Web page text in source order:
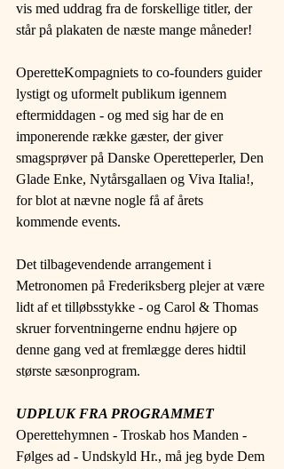
vis med uddrag fra de forskellige titler, der
står på plakaten de næste mange måneder!
OperetteKompagniets to co-founders guider
lystigt og uformelt publikum igennem
eftermiddagen - og med sig har de en
imponerende række gæster, der giver
smagsprøver på Danske Operetteperler, Den
Glade Enke, Nytårsgallaen og Viva Italia!,
for blot at nævne nogle få af årets
kommende events.
Det tilbagevendende arrangement i
Metronomen på Frederiksberg plejer at være
lidt af et tilløbsstykke - og Carol & Thomas
skruer forventningerne endnu højere op
denne gang ved at fremlægge deres hidtil
største sæsonprogram.
UDPLUK FRA PROGRAMMET
Operettehymnen - Troskab hos Manden -
Følges ad - Undskyld Hr., må jeg byde Dem